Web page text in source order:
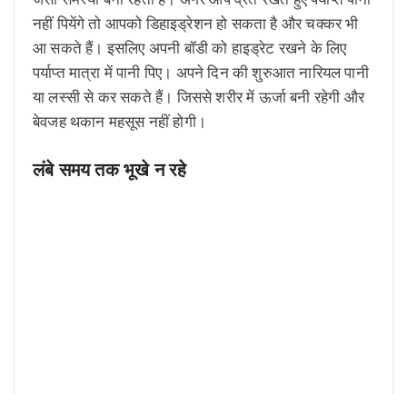
नहीं पियेंगे तो आपको डिहाइड्रेशन हो सकता है और चक्कर भी
आ सकते हैं। इसलिए अपनी बॉडी को हाइड्रेट रखने के लिए
पर्याप्त मात्रा में पानी पिए। अपने दिन की शुरुआत नारियल पानी
या लस्सी से कर सकते हैं। जिससे शरीर में ऊर्जा बनी रहेगी और
बेवजह थकान महसूस नहीं होगी।
लंबे समय तक भूखे न रहे